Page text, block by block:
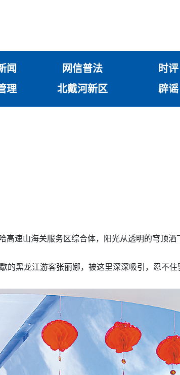
闻 网信普法 时评
理 北戴河新区 辟谣
高速山海关服务区综合体，阳光从透明的穹顶
的黑龙江游客张丽娜，被这里深深吸引，忍不住